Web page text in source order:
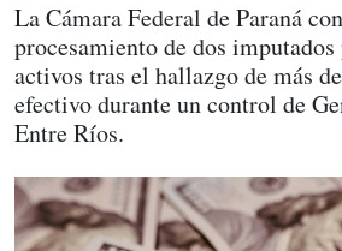
La Cámara Federal de Paraná
procesamiento de dos
activos tras el hallazgo de más
efectivo durante un control de
Entre Ríos.